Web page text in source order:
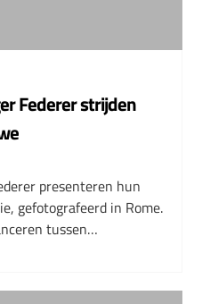
Federer strijden
presenteren hun
gefotografeerd in Rome.
tussen…